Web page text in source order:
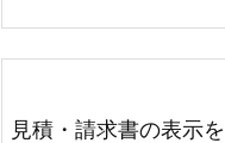
見積・請求書の表示